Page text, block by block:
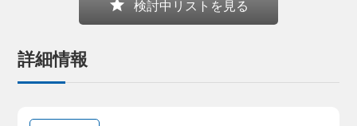
star 検討中リストを見る
詳細情報